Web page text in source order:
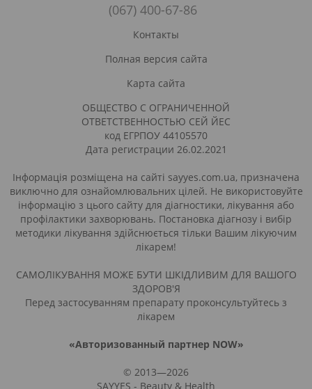
(067) 400-67-86
Контакты
Полная версия сайта
Карта сайта
ОБЩЕСТВО С ОГРАНИЧЕННОЙ
ОТВЕТСТВЕННОСТЬЮ СЕЙ ЙЕС
код ЕГРПОУ 44105570
Дата регистрации 26.02.2021
Інформація розміщена на сайті sayyes.com.ua, призначена
виключно для ознайомлювальних цілей. Не використовуйте
інформацію з цього сайту для діагностики, лікування або
профілактики захворювань. Постановка діагнозу і вибір
методики лікування здійснюється тільки Вашим лікуючим
лікарем!
САМОЛІКУВАННЯ МОЖЕ БУТИ ШКІДЛИВИМ ДЛЯ ВАШОГО
ЗДОРОВ'Я
Перед застосуванням препарату проконсультуйтесь з
лікарем
«Авторизованный партнер NOW»
© 2013—2026
SAYYES - Beauty & Health